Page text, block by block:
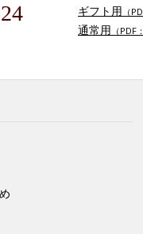
ギフト用 （
通常用 （PDF